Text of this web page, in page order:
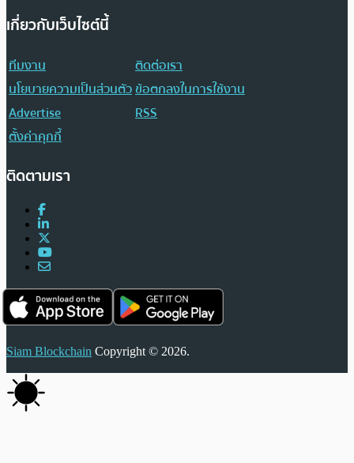
เกี่ยวกับเว็บไซต์นี้
ทีมงาน
ติดต่อเรา
นโยบายความเป็นส่วนตัวข้อตกลงในการใช้งาน
Advertise
RSS
ตั้งค่าคุกกี้
ติดตามเรา
Siam Blockchain Copyright © 2026.